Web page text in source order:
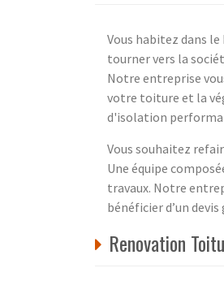
Vous habitez dans
tourner vers la
Notre entreprise
votre toiture et la
d'isolation
Vous souhaitez
Une équipe
travaux. Notre
bénéficier d’un
Renovation